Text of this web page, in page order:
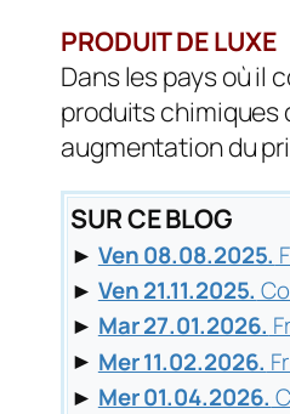
PRODUIT DE LUXE
Dans les pays où il
produits chimiques
augmentation du
SUR CE BLOG
► Ven 08.08.2025.
► Ven 21.11.2025.
► Mar 27.01.2026.
► Mer 11.02.2026.
► Mer 01.04.2026.